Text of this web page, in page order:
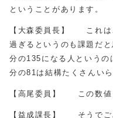
ということがあります。
【大森委員長】 これは
過ぎるというのも課題だ
分の135になる人という
分の81は結構たくさんいら
【高尾委員】 この数値
【益成課長】 そうでご